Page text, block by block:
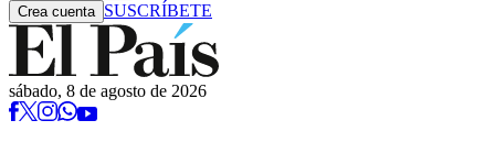
Crea cuenta SUSCRÍBETE
sábado, 8 de agosto de 2026